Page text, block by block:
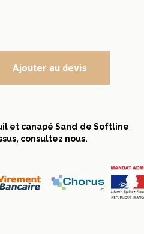
Ajouter au devis
et canapé Sand de Softline
consultez nous.